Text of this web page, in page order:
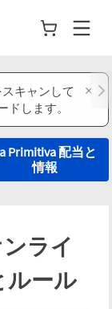
キャンして
します。
×
Primitiva 配当と
情報
ライ
ルール